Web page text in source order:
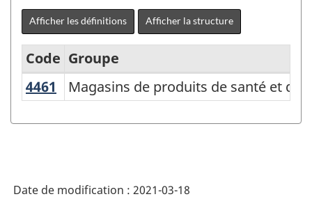
Afficher les définitions Afficher la structure
Système
industries
Code Groupe
4461
Magasins de produits de santé et
Magasins de produits de santé et de
Date de modification : 2021-03-18